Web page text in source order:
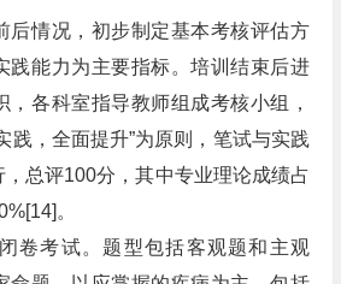
情况，初步制定基本考核评估方
践能力为主要指标。培训结束后进
，各科室指导教师组成考核小组，
践，全面提升”为原则，笔试与实践
总评100分，其中专业理论成绩占
。
考试。题型包括客观题和主观